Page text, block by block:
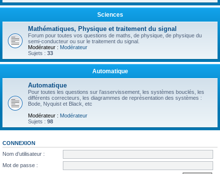
Sciences
Mathématiques, Physique et traitement du signal
Forum pour toutes vos questions de maths, de physique, de physique du
semi-conducteur ou sur le traitement du signal.
Modérateur : Modérateur
Sujets : 33
Automatique
Automatique
Pour toutes les questions sur l’asservissement, les systèmes bouclés, les
différents correcteurs, les diagrammes de représentation des systèmes :
Bode, Nyquist et Black, etc
Modérateur : Modérateur
Sujets : 98
CONNEXION
Nom d’utilisateur :
Mot de passe :